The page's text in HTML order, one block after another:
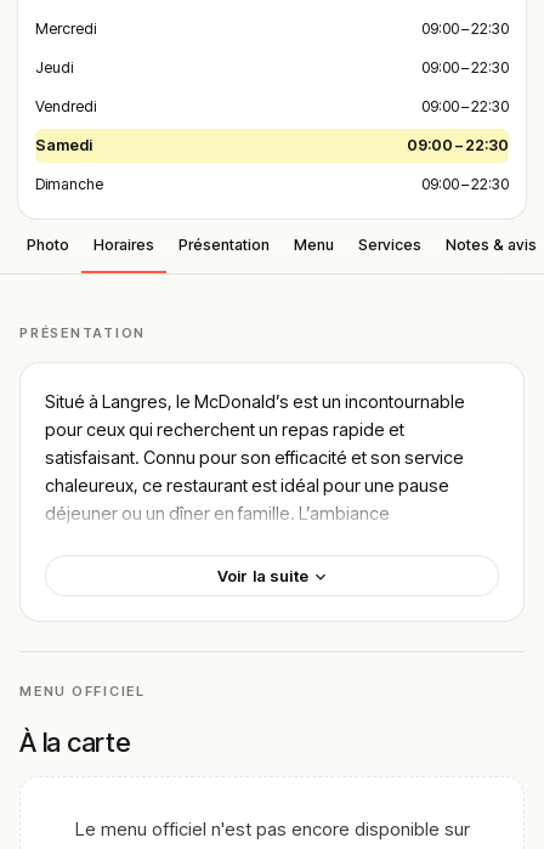
Mercredi 09:00 – 22:30
Jeudi 09:00 – 22:30
Vendredi 09:00 – 22:30
Samedi 09:00 – 22:30
Dimanche 09:00 – 22:30
Photo Horaires Présentation Menu Services Notes & avis
PRÉSENTATION
Situé à Langres, le McDonald’s est un incontournable
pour ceux qui recherchent un repas rapide et
satisfaisant. Connu pour son efficacité et son service
chaleureux, ce restaurant est idéal pour une pause
déjeuner ou un dîner en famille. L’ambiance
que les voyageurs en quête d’un moment convivial.
les goûts. Des grands classiques comme le Big Mac aux
Découvrez le menu en suivant ce lien :
https://rankeat.fr/trouver-le-meilleur-restaurant-
L’intérieur du McDonald’s est moderne et bien aménagé,
Voir la suite
MENU OFFICIEL
À la carte
Le menu officiel n'est pas encore disponible sur